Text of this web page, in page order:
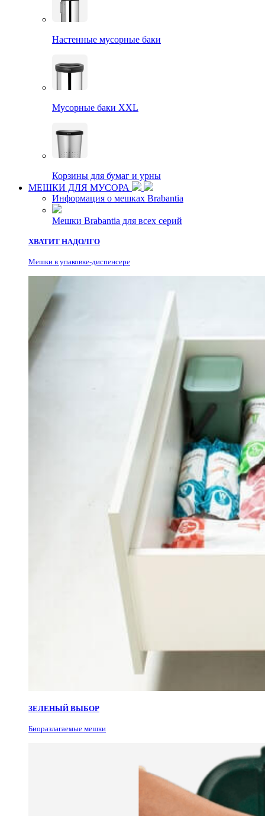
Настенные мусорные баки
Мусорные баки XXL
Корзины для бумаг и урны
МЕШКИ ДЛЯ МУСОРА
Информация о мешках Brabantia
Мешки Brabantia для всех серий
ХВАТИТ НАДОЛГО
Мешки в упаковке-диспенсере
ЗЕЛЕНЫЙ ВЫБОР
Биоразлагаемые мешки